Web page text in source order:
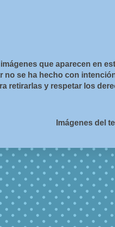
que aparecen en
no se ha hecho con
retirarlas y respetar los
Imágenes del